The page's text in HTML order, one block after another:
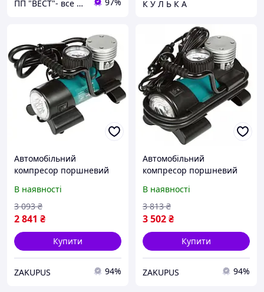
ПП "ВЕСТ"- все для зварки, спецодяг та взуття, пожежна безпека, покрівельні матеріали. К У Л Ь К А
Автомобільний
компресор поршневий
чохлом
В наявності
2 841 ₴
3 093 ₴
Купити
ZAKUPUS 94%
Автомобільний
компресор поршневий
ліхтариком
В наявності
3 502₴
3 813 ₴
Купити
ZAKUPUS 94%